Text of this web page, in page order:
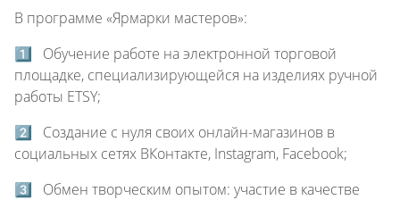
В программе «Ярмарки мастеров»:
1️⃣ Обучение работе на электронной торговой
площадке, специализирующейся на изделиях ручной
работы ETSY;
2️⃣ Создание с нуля своих онлайн-магазинов в
социальных сетях ВКонтакте, Instagram, Facebook;
3️⃣ Обмен творческим опытом: участие в качестве